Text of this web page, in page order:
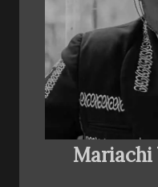
Mariachi